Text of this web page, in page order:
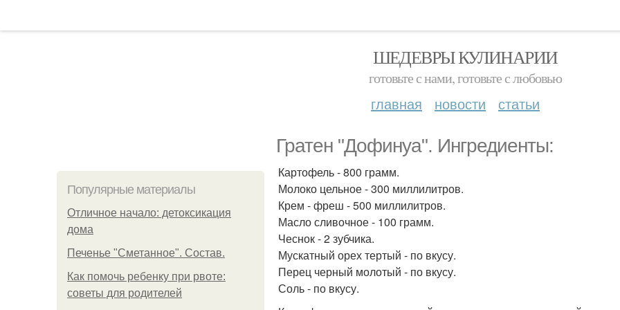
ШЕДЕВРЫ КУЛИНАРИИ
готовьте с нами, готовьте с любовью
главная новости статьи
Гратен "Дофинуа". Ингредиенты:
Популярные материалы
Отличное начало: детоксикация
дома
Печенье "Сметанное". Состав.
Как помочь ребенку при рвоте:
советы для родителей
Картофель - 800 грамм.
Молоко цельное - 300 миллилитров.
Крем - фреш - 500 миллилитров.
Масло сливочное - 100 грамм.
Чеснок - 2 зубчика.
Мускатный орех тертый - по вкусу.
Перец черный молотый - по вкусу.
Соль - по вкусу.